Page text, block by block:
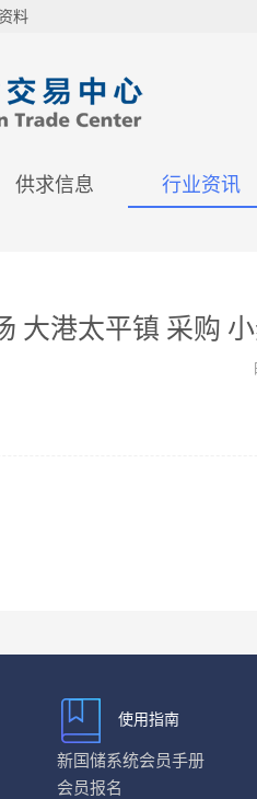
料
供求信息 行业资讯
大港太平镇 采购
使用指南
新国储系统会员手册
会员报名